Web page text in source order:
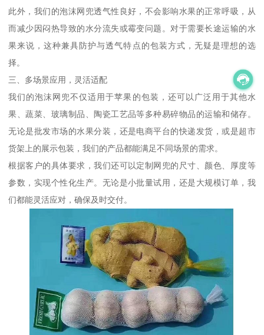
此外，我们的泡沫网兜透气性良好，不会影响水果的正常呼吸，从
而减少因闷热导致的水分流失或霉变问题。对于需要长途运输的水
果来说，这种兼具防护与透气特点的包装方式，无疑是理想的选
择。
三、多场景应用，灵活适配
我们的泡沫网兜不仅适用于苹果的包装，还可以广泛用于其他水
果、蔬菜、玻璃制品、陶瓷工艺品等多种易碎物品的运输和储存。
无论是批发市场的水果分装，还是电商平台的快递发货，或是超市
货架上的展示包装，我们的产品都能满足不同场景的需求。
根据客户的具体要求，我们还可以定制网兜的尺寸、颜色、厚度等
参数，实现个性化生产。无论是小批量试用，还是大规模订单，我
们都能灵活应对，确保及时交付。